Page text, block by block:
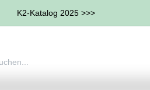
K2-Katalog 2025 >>>